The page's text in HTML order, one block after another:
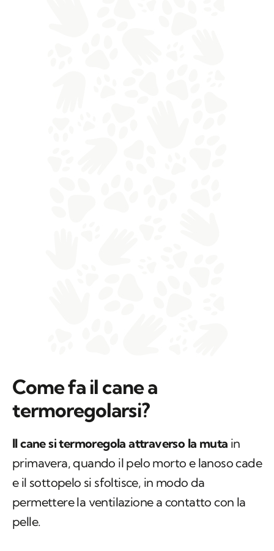
Come fa il cane a
termoregolarsi?
Il cane si termoregola attraverso la muta in
primavera, quando il pelo morto e lanoso cade
e il sottopelo si sfoltisce, in modo da
permettere la ventilazione a contatto con la
pelle.